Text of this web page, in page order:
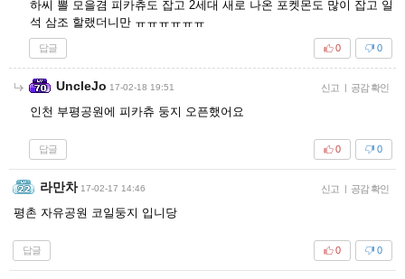
하씨 뽈 모을겸 피카츄도 잡고 2세대 새로 나온 포켓몬도 많이 잡고 일
석 삼조 할랬더니만 ㅠㅠㅠㅠㅠㅠ
답글 0
0
UncleJo 17-02-18 19:51 신고 | 공감 확인
인천 부평공원에 피카츄 둥지 오픈했어요
답글 0
0
라만차 17-02-17 14:46 신고 | 공감 확인
평촌 자유공원 코일둥지 입니당
답글 0
0